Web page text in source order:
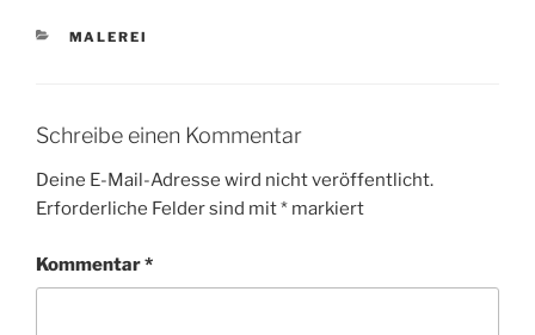
KATEGORIEN
MALEREI
Schreibe einen Kommentar
Deine E-Mail-Adresse wird nicht veröffentlicht.
Erforderliche Felder sind mit* markiert
Kommentar*